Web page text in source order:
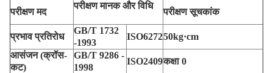
परीक्षण मद
परीक्षण मानक और विधि
परीक्षण सूचकांक
प्रभाव प्रतिरोध
GB/T 1732
-1993
ISO627250kg·cm
आसंजन (क्रॉस-
कट)
GB/T 9286 -
1998
ISO2409कक्षा 0